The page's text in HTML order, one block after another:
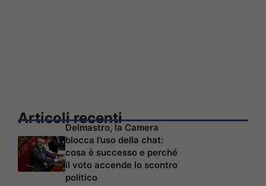
Articoli recenti
Delmastro, la Camera
blocca l’uso della chat:
cosa è successo e perché
il voto accende lo scontro
politico